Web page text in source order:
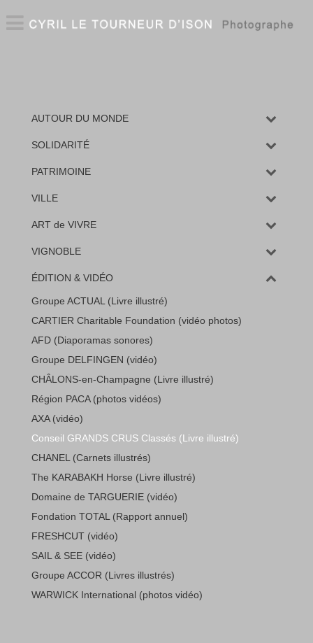
AUTOUR DU MONDE
SOLIDARITÉ
PATRIMOINE
VILLE
ART de VIVRE
VIGNOBLE
ÉDITION & VIDÉO
Groupe ACTUAL (Livre illustré)
CARTIER Charitable Foundation (vidéo photos)
AFD (Diaporamas sonores)
Groupe DELFINGEN (vidéo)
CHÂLONS-en-Champagne (Livre illustré)
Région PACA (photos vidéos)
AXA (vidéo)
Conseil GRANDS CRUS Classés (Livre illustré)
CHANEL (Carnets illustrés)
The KARABAKH Horse (Livre illustré)
Domaine de TARGUERIE (vidéo)
Fondation TOTAL (Rapport annuel)
FRESHCUT (vidéo)
SAIL & SEE (vidéo)
Groupe ACCOR (Livres illustrés)
WARWICK International (photos vidéo)